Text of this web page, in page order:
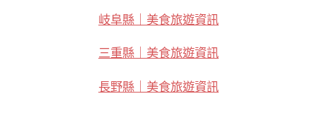
岐阜縣｜美食旅遊資訊
三重縣｜美食旅遊資訊
長野縣｜美食旅遊資訊